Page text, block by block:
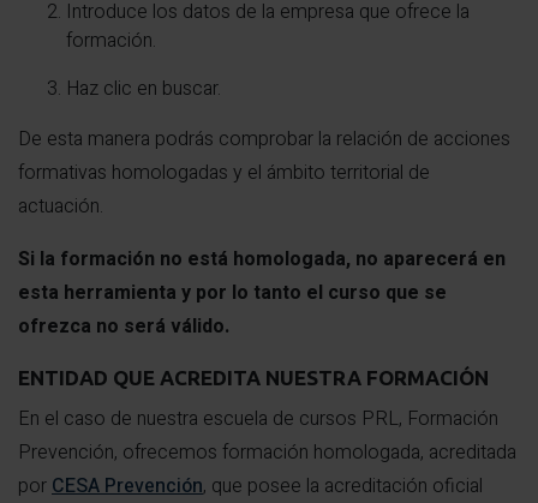
Introduce los datos de la empresa que ofrece la
formación.
Haz clic en buscar.
De esta manera podrás comprobar la relación de acciones
formativas homologadas y el ámbito territorial de
actuación.
Si la formación no está homologada, no aparecerá en
esta herramienta y por lo tanto el curso que se
ofrezca no será válido.
ENTIDAD QUE ACREDITA NUESTRA FORMACIÓN
En el caso de nuestra escuela de cursos PRL, Formación
Prevención, ofrecemos formación homologada, acreditada
porCESA Prevención, que posee la acreditación oficial